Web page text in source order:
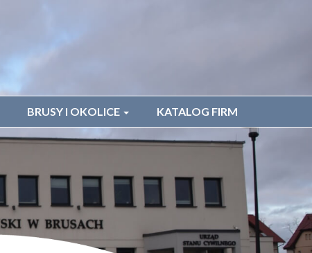
BRUSY I OKOLICE KATALOG FIRM